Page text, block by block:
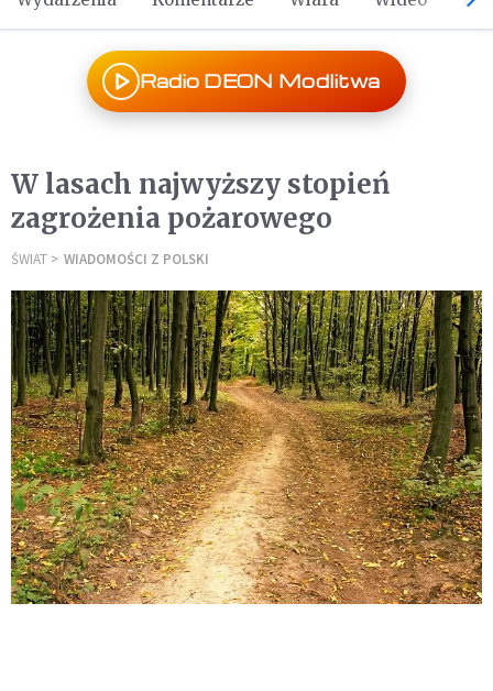
Radio DEON Modlitwa
W lasach najwyższy stopień
zagrożenia pożarowego
ŚWIAT WIADOMOŚCI Z POLSKI